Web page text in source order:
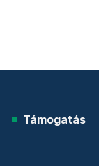
Támogatás